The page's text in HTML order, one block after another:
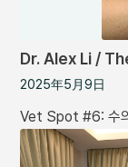
Dr. Alex Li /
2025年5月9日
Vet Spot #6: 수